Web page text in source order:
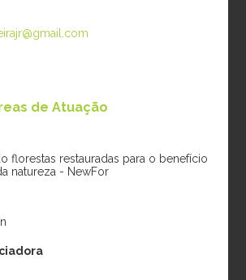
de Atuação
florestas restauradas para o benefício
natureza - NewFor
2015
Projeto:
secundária de florestas
tropicais, Pesquisador